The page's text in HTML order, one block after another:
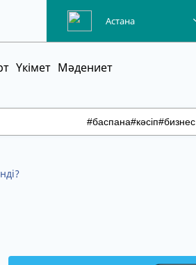
Астана
Үкімет Мәдениет
#баспана#кәсіп#бизнес